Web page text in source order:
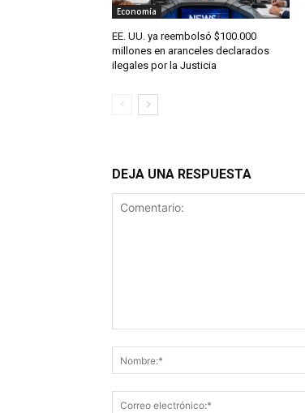
Economía
EE. UU. ya reembolsó $100.000
millones en aranceles declarados
ilegales por la Justicia
DEJA UNA RESPUESTA